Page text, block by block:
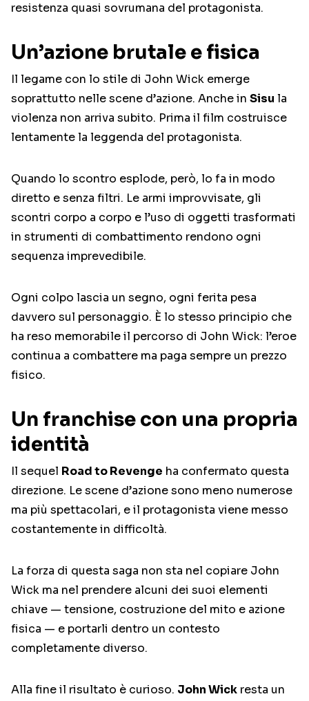
resistenza quasi sovrumana del protagonista.
Un’azione brutale e fisica
Il legame con lo stile di John Wick emerge
soprattutto nelle scene d’azione. Anche in Sisu la
violenza non arriva subito. Prima il film costruisce
lentamente la leggenda del protagonista.
Quando lo scontro esplode, però, lo fa in modo
diretto e senza filtri. Le armi improvvisate, gli
scontri corpo a corpo e l’uso di oggetti trasformati
in strumenti di combattimento rendono ogni
sequenza imprevedibile.
Ogni colpo lascia un segno, ogni ferita pesa
davvero sul personaggio. È lo stesso principio che
ha reso memorabile il percorso di John Wick: l’eroe
continua a combattere ma paga sempre un prezzo
fisico.
Un franchise con una propria
identità
Il sequel Road to Revenge ha confermato questa
direzione. Le scene d’azione sono meno numerose
ma più spettacolari, e il protagonista viene messo
costantemente in difficoltà.
La forza di questa saga non sta nel copiare John
Wick ma nel prendere alcuni dei suoi elementi
chiave — tensione, costruzione del mito e azione
fisica — e portarli dentro un contesto
completamente diverso.
Alla fine il risultato è curioso. John Wick resta un